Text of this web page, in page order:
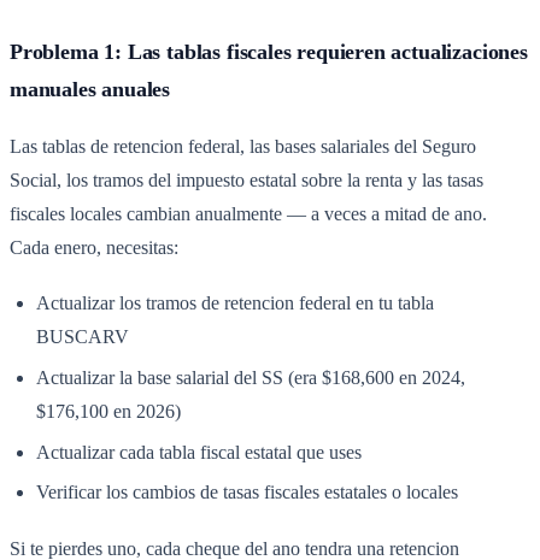
Problema 1: Las tablas fiscales requieren actualizaciones
manuales anuales
Las tablas de retencion federal, las bases salariales del Seguro
Social, los tramos del impuesto estatal sobre la renta y las tasas
fiscales locales cambian anualmente — a veces a mitad de ano.
Cada enero, necesitas:
Actualizar los tramos de retencion federal en tu tabla
BUSCARV
Actualizar la base salarial del SS (era $168,600 en 2024,
$176,100 en 2026)
Actualizar cada tabla fiscal estatal que uses
Verificar los cambios de tasas fiscales estatales o locales
Si te pierdes uno, cada cheque del ano tendra una retencion